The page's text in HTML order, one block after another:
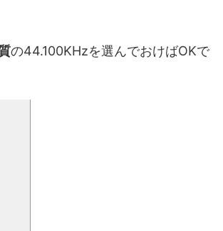
の44.100KHzを選んでおけばOKで